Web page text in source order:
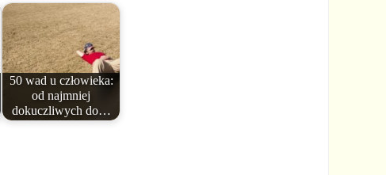
50 wad u człowieka:
od najmniej
dokuczliwych do…